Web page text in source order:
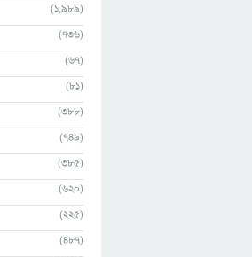
(1,989)
(736)
(67)
(81)
(388)
(749)
(385)
(620)
(225)
(487)